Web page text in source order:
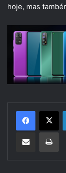
hoje, mas
Compartilhar via e-mail